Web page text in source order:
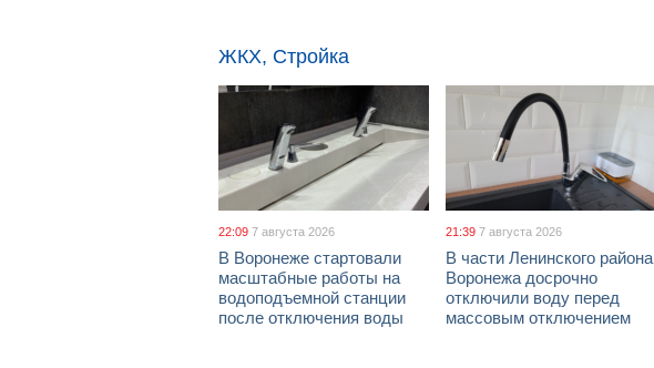
ЖКХ, Стройка
22:09 7 августа 2026
В Воронеже стартовали
масштабные работы на
водоподъемной станции
после отключения воды
21:39 7 августа 2026
В части Ленинского района
Воронежа досрочно
отключили воду перед
массовым отключением